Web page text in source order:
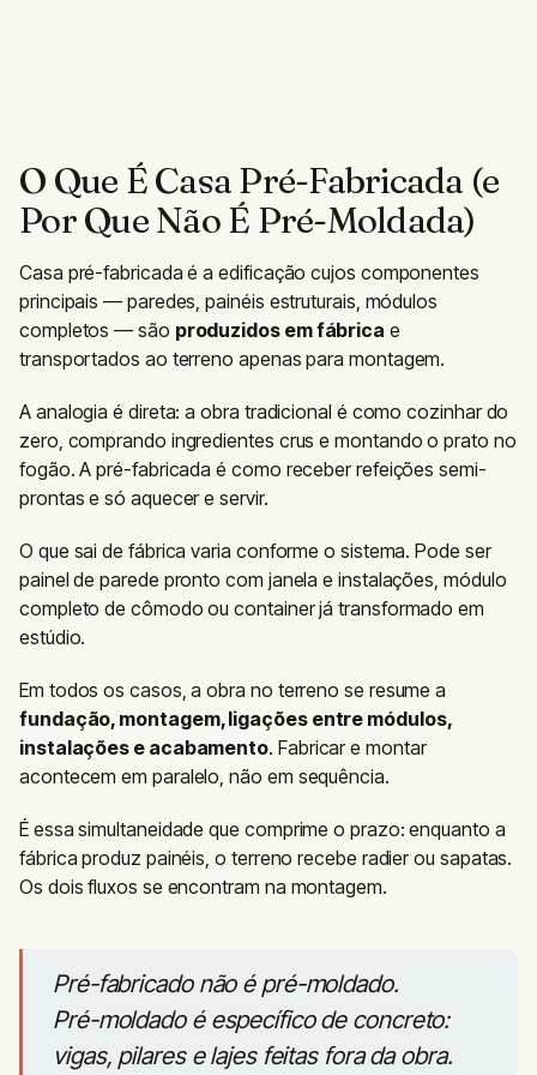
O Que É Casa Pré-Fabricada (e
Por Que Não É Pré-Moldada)
Casa pré-fabricada é a edificação cujos componentes
principais — paredes, painéis estruturais, módulos
completos — são produzidos em fábrica e
transportados ao terreno apenas para montagem.
A analogia é direta: a obra tradicional é como cozinhar do
zero, comprando ingredientes crus e montando o prato no
fogão. A pré-fabricada é como receber refeições semi-
prontas e só aquecer e servir.
O que sai de fábrica varia conforme o sistema. Pode ser
painel de parede pronto com janela e instalações, módulo
completo de cômodo ou container já transformado em
estúdio.
Em todos os casos, a obra no terreno se resume a
fundação, montagem, ligações entre módulos,
instalações e acabamento. Fabricar e montar
acontecem em paralelo, não em sequência.
É essa simultaneidade que comprime o prazo: enquanto a
fábrica produz painéis, o terreno recebe radier ou sapatas.
Os dois fluxos se encontram na montagem.
Pré-fabricado não é pré-moldado.
Pré-moldado é específico de concreto:
vigas, pilares e lajes feitas fora da obra.